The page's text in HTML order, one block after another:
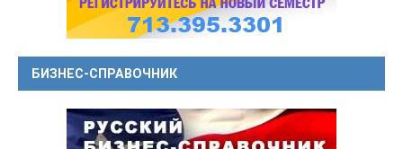
БИЗНЕС-СПРАВОЧНИК